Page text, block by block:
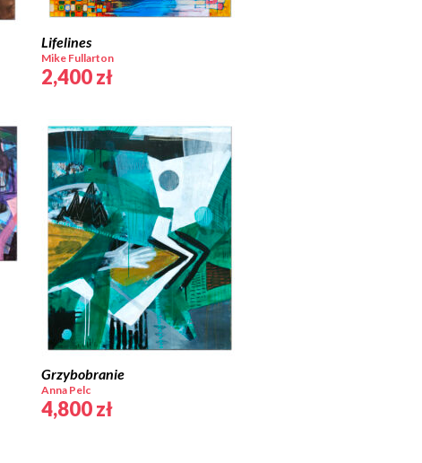
Lifelines
Mike Fullarton
2,400zł
Grzybobranie
Anna Pelc
4,800zł